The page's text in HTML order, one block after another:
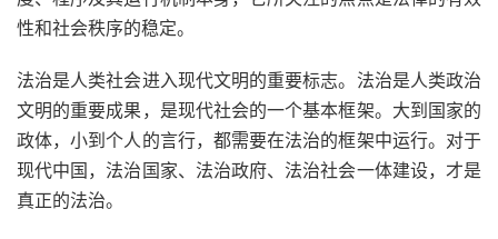
性和社会秩序的稳定。
法治是人类社会进入现代文明的重要标志。法治是人类政治
文明的重要成果，是现代社会的一个基本框架。大到国家的
政体，小到个人的言行，都需要在法治的框架中运行。对于
现代中国，法治国家、法治政府、法治社会一体建设，才是
真正的法治。